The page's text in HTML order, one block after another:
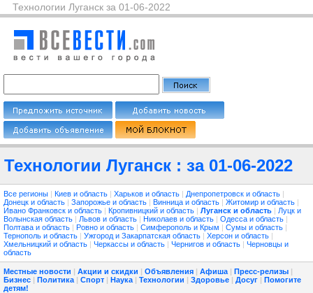
Технологии Луганск за 01-06-2022
Технологии Луганск : за 01-06-2022
Все регионы | Киев и область | Харьков и область | Днепропетровск и область |
Донецк и область | Запорожье и область | Винница и область | Житомир и область |
Ивано Франковск и область | Кропивницкий и область | Луганск и область | Луцк и
Волынская область | Львов и область | Николаев и область | Одесса и область |
Полтава и область | Ровно и область | Симферополь и Крым | Сумы и область |
Тернополь и область | Ужгород и Закарпатская область | Херсон и область |
Хмельницкий и область | Черкассы и область | Чернигов и область | Черновцы и
область
Местные новости | Акции и скидки | Объявления | Афиша | Пресс-релизы |
Бизнес | Политика | Спорт | Наука | Технологии | Здоровье | Досуг | Помогите
детям!